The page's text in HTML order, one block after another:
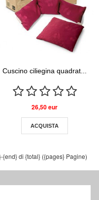
Cuscino ciliegina quadrat...
26,50 eur
ACQUISTA
{end} di {total} ({pages} Pagine)